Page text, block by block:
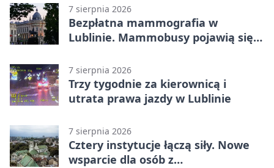
7 sierpnia 2026
Bezpłatna mammografia w
Lublinie. Mammobusy pojawią się
7 sierpnia 2026
Trzy tygodnie za kierownicą i
utrata prawa jazdy w Lublinie
7 sierpnia 2026
Cztery instytucje łączą siły. Nowe
wsparcie dla osób z